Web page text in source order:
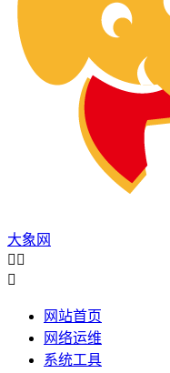
大象网
 

网站首页
网络运维
系统工具